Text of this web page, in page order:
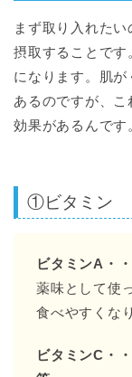
まず取り入れたい
摂取することです
になります。肌
あるのですが、
効果があるんです
①ビタミン
ビタミンA・
薬味として使
食べやすくな
ビタミンC・